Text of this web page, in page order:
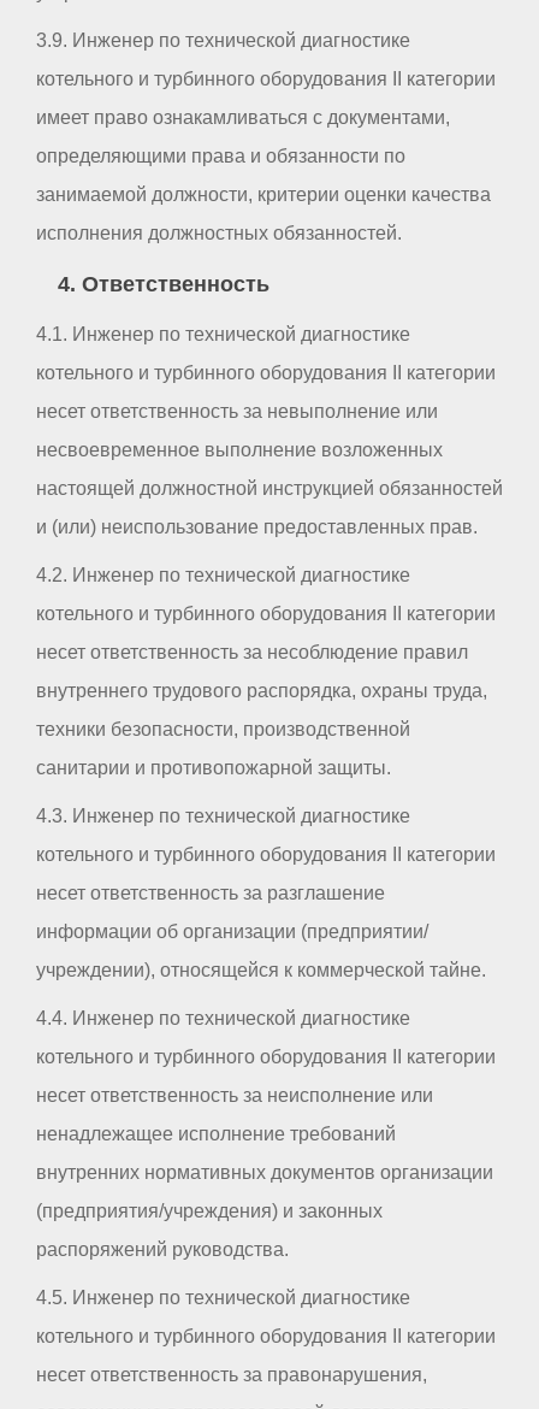
3.9. Инженер по технической диагностике
котельного и турбинного оборудования II категории
имеет право ознакамливаться с документами,
определяющими права и обязанности по
занимаемой должности, критерии оценки качества
исполнения должностных обязанностей.
4. Ответственность
4.1. Инженер по технической диагностике
котельного и турбинного оборудования II категории
несет ответственность за невыполнение или
несвоевременное выполнение возложенных
настоящей должностной инструкцией обязанностей
и (или) неиспользование предоставленных прав.
4.2. Инженер по технической диагностике
котельного и турбинного оборудования II категории
несет ответственность за несоблюдение правил
внутреннего трудового распорядка, охраны труда,
техники безопасности, производственной
санитарии и противопожарной защиты.
4.3. Инженер по технической диагностике
котельного и турбинного оборудования II категории
несет ответственность за разглашение
информации об организации (предприятии/
учреждении), относящейся к коммерческой тайне.
4.4. Инженер по технической диагностике
котельного и турбинного оборудования II категории
несет ответственность за неисполнение или
ненадлежащее исполнение требований
внутренних нормативных документов организации
(предприятия/учреждения) и законных
распоряжений руководства.
4.5. Инженер по технической диагностике
котельного и турбинного оборудования II категории
несет ответственность за правонарушения,